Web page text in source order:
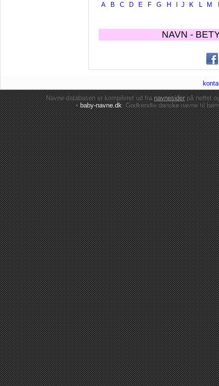
A B C D E F G H J K L M
NAVN -
Navne-databasen er kompileret ud franavnesiderpå nettet
•baby-navne.dk: Godkendte danskenavne til børn